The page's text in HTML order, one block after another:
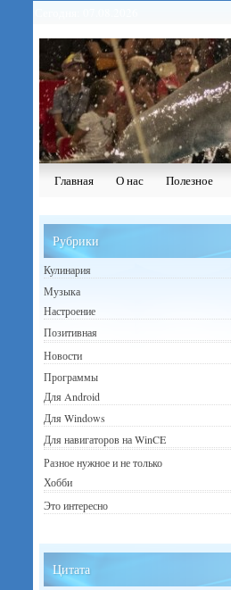
Главная О нас Полезное
Рубрики
Кулинария
Музыка
Настроение
Позитивная
Новости
Программы
Для Android
Для Windows
Для навигаторов на WinCE
Разное нужное и не только
Хобби
Это интересно
Цитата